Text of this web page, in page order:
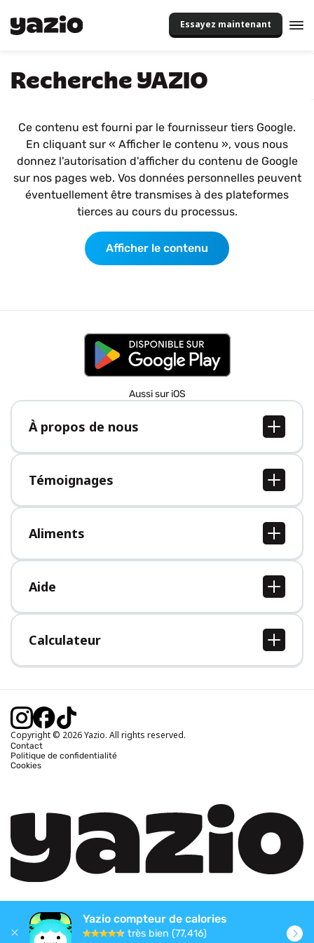
Essayez maintenant
Recherche YAZIO
Ce contenu est fourni par le fournisseur tiers Google.
En cliquant sur « Afficher le contenu », vous nous
donnez l'autorisation d'afficher du contenu de Google
sur nos pages web. Vos données personnelles peuvent
éventuellement être transmises à des plateformes
tierces au cours du processus.
Afficher le contenu
Aussi sur iOS
À propos de nous
À propos de nous
Postes
Presse
Témoignages
Tous les témoignages
Aliments
Tous les aliments
Aide
Centre d'aide
Calculateur
Calcul IMC
Calcul poids idéal
Calcul calories brûlées
Copyright © 2026 Yazio. All rights reserved.
Contact
Politique de confidentialité
Cookies
Yazio compteur de calories
très bien (77,416)